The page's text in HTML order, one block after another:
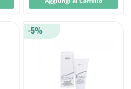
-5%